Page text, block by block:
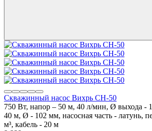
Скважинный насос Вихрь СН-50
750 Вт, напор – 50 м, 40 л/мин, Ø выхода -
40 м, Ø - 102 мм, насосная часть - латунь,
м³, кабель - 20 м